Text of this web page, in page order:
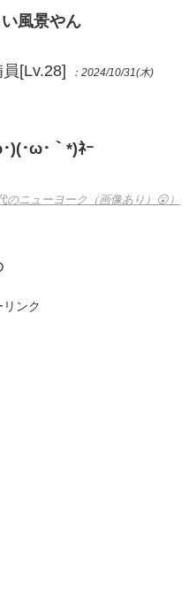
風景やん
[Lv.28] ：2024/10/31(木)
)(･ω･｀*)ﾈｰ
のニューヨーク（画像あり）😲）
リンク